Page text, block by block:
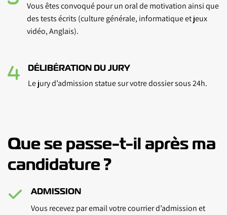
Vous êtes convoqué pour un oral de motivation ainsi que
des tests écrits (culture générale, informatique et jeux
vidéo, Anglais).
DÉLIBÉRATION DU JURY
Le jury d’admission statue sur votre dossier sous 24h.
Que se passe-t-il après ma
candidature ?
ADMISSION
Vous recevez par email votre courrier d’admission et